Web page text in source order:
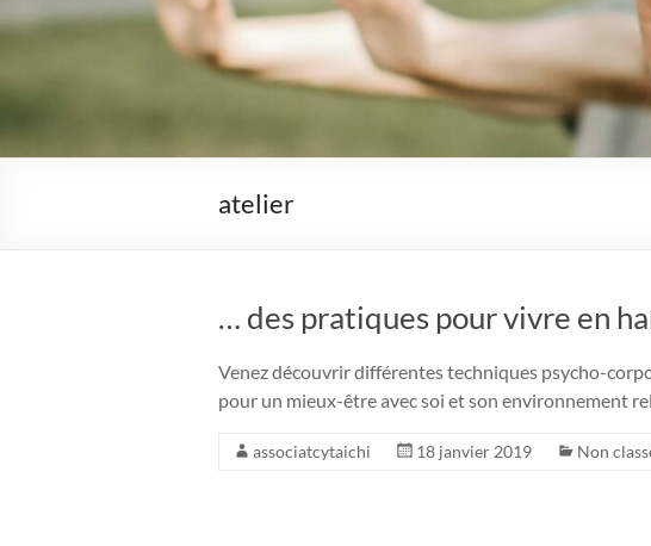
atelier
… des pratiques pour vivre en
Venez découvrir différentes techniques psycho-
pour un mieux-être avec soi et son
associatcytaichi 18 janvier 2019 Non